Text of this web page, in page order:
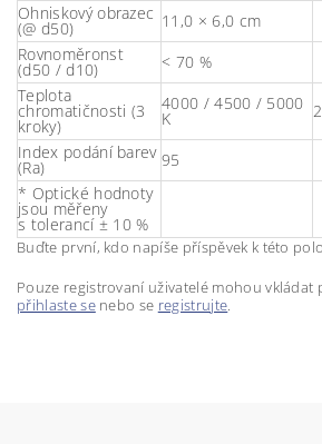
Ohniskový obrazec
(@ d50)
11,0 × 6,0 cm
Rovnoměronst
(d50 / d10)
< 70 %
Teplota
chromatičnosti (3
kroky)
4000 / 4500 / 5000
K
Index podání barev
(Ra)
95
* Optické hodnoty
jsou měřeny
s tolerancí ± 10 %
Buďte první, kdo napíše příspěvek k této
Pouze registrovaní uživatelé mohou vkládat
přihlaste senebo se registrujte.